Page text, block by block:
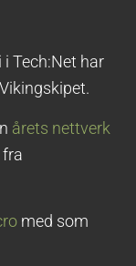
i Tech:Net har
årets nettverk
med som